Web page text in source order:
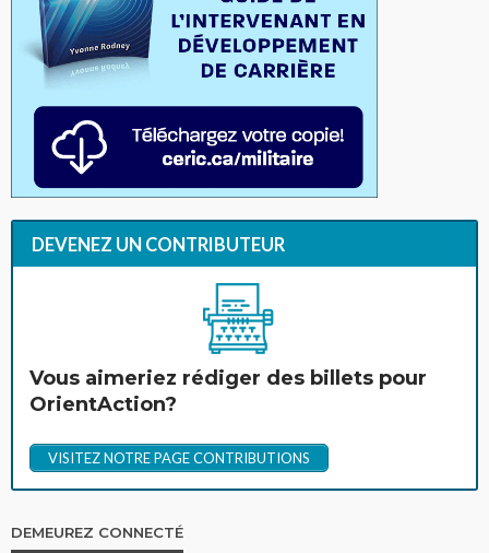
DEVENEZ UN CONTRIBUTEUR
Vous aimeriez rédiger des billets pour
OrientAction?
VISITEZ NOTRE PAGE CONTRIBUTIONS
DEMEUREZ CONNECTÉ